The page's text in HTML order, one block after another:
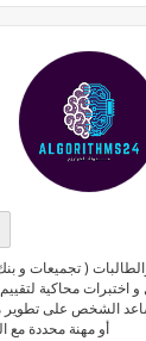
( تجميعات و
و اختبرات محاكية
الشخص على تطوير
أو مهنة محددة مع